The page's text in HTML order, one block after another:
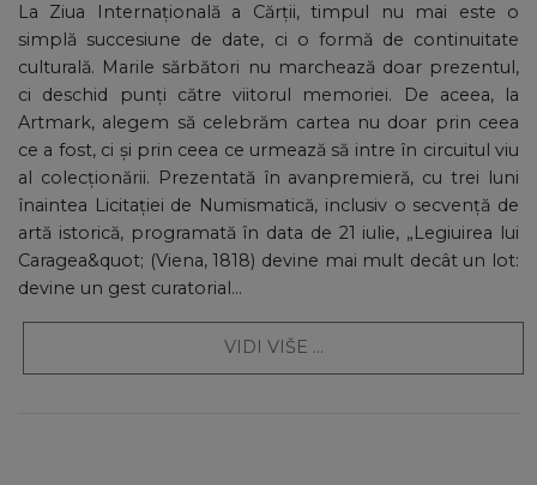
La Ziua Internațională a Cărții, timpul nu mai este o
simplă succesiune de date, ci o formă de continuitate
culturală. Marile sărbători nu marchează doar prezentul,
ci deschid punți către viitorul memoriei. De aceea, la
Artmark, alegem să celebrăm cartea nu doar prin ceea
ce a fost, ci și prin ceea ce urmează să intre în circuitul viu
al colecționării. Prezentată în avanpremieră, cu trei luni
înaintea Licitației de Numismatică, inclusiv o secvență de
artă istorică, programată în data de 21 iulie, „Legiuirea lui
Caragea&quot; (Viena, 1818) devine mai mult decât un lot:
devine un gest curatorial...
VIDI VIŠE ...